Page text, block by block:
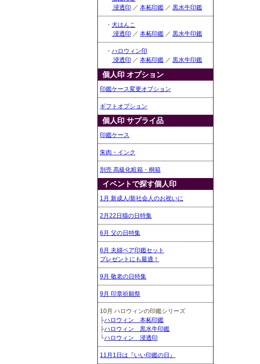
浸透印 ／ 本柘印鑑 ／ 黒水牛印鑑
・ 犬はんこ
浸透印 ／ 本柘印鑑 ／ 黒水牛印鑑
・ ハロウィン印
浸透印 ／ 本柘印鑑 ／ 黒水牛印鑑
個人印 オプション
印鑑ケース変更オプション
ギフトオプション
個人印 サプライ品
印鑑ケース
朱肉・インク
別売 高級化粧箱・桐箱
イベントで探す個人印
1月 新成人/新社会人のお祝いに
2月22日猫の日特集
6月 父の日特集
6月 夫婦ペア印鑑セット
プレゼントにも最適！
9月 敬老の日特集
9月 印章祈願祭
10月 ハロウィンの印鑑シリーズ
├ハロウィン 本柘印鑑
├ハロウィン 黒水牛印鑑
└ハロウィン 浸透印
11月1日は『いい印鑑の日』